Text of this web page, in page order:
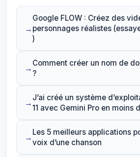
Google FLOW : Créez des
personnages réalistes
)
Comment créer un nom de
?
J’ai créé un système
11 avec Gemini Pro en moins
Les 5 meilleurs applications
voix d’une chanson